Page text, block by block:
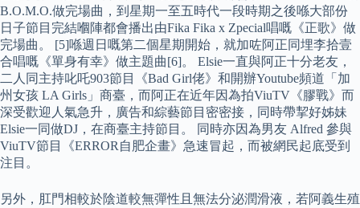
B.O.M.O.做完場曲，到星期一至五時代一段時期之後喺大部份
日子節目完結嗰陣都會播出由Fika Fika x Zpecial唱嘅《正歌》做
完場曲。 [5]喺週日嘅第二個星期開始，就加咗阿正同埋李拾壹
合唱嘅《單身有幸》做主題曲[6]。 Elsie一直與阿正十分老友，
二人同主持叱吒903節目《Bad Girl佬》和開辦Youtube頻道「加
州女孩 LA Girls」商臺，而阿正在近年因為拍ViuTV《膠戰》而
深受歡迎人氣急升，廣告和綜藝節目密密接，同時帶挈好姊妹
Elsie一同做DJ，在商臺主持節目。 同時亦因為男友 Alfred 參與
ViuTV節目《ERROR自肥企畫》急速冒起，而被網民起底受到
注目。
另外，肛門相較於陰道較無彈性且無法分泌潤滑液，若阿義生殖